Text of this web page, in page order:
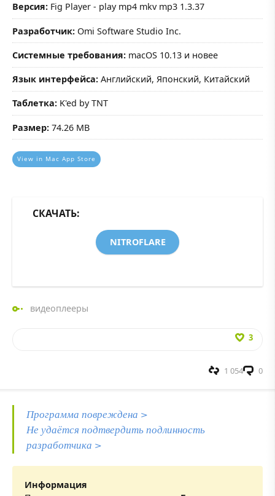
Версия: Fig Player - play mp4 mkv mp3 1.3.37
Разработчик: Omi Software Studio Inc.
Системные требования: macOS 10.13 и новее
Язык интерфейса: Английский, Японский, Китайский
Таблетка: K'ed by TNT
Размер: 74.26 MB
View in Mac App Store
СКАЧАТЬ:
NITROFLARE
видеоплееры
3
0
1 054
Программа повреждена >
Не удаётся подтвердить подлинность
разработчика >
Информация